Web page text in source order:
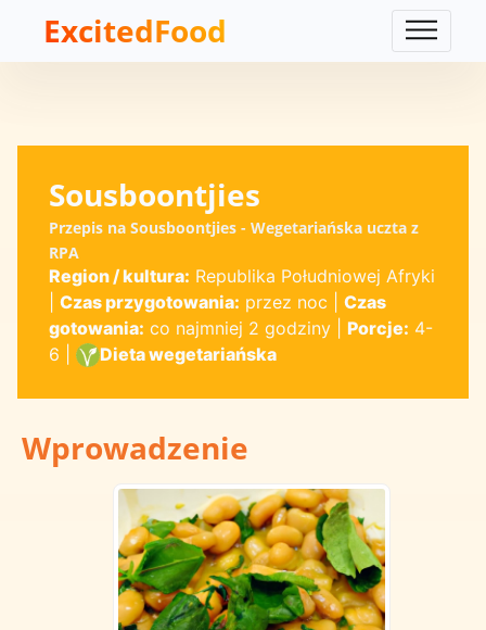
ExcitedFood
Sousboontjies
Przepis na Sousboontjies - Wegetariańska uczta z
RPA
Region / kultura: Republika Południowej Afryki
Czas przygotowania: przez noc
Czas
gotowania: co najmniej 2 godziny| Porcje: 4-
6
Dieta wegetariańska
Wprowadzenie